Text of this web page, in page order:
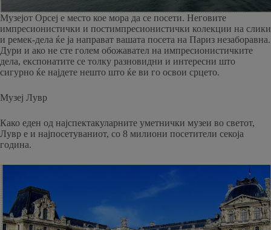
Музејот Орсеј е место кое мора да се посети. Неговите
импресионистички и постимпресионистички колекции на слики
и ремек-дела ќе ја направат вашата посета на Париз незаборавна.
Дури и ако не сте голем обожавател на импресионистичките
дела, експонатите се толку разновидни и интересни што
сигурно ќе најдете нешто што ќе ви го освои срцето.
Музеј Лувр
Како еден од најспектакуларните уметнички музеи во светот,
Лувр е и најпосетуваниот, со 8 милиони посетители секоја
година.